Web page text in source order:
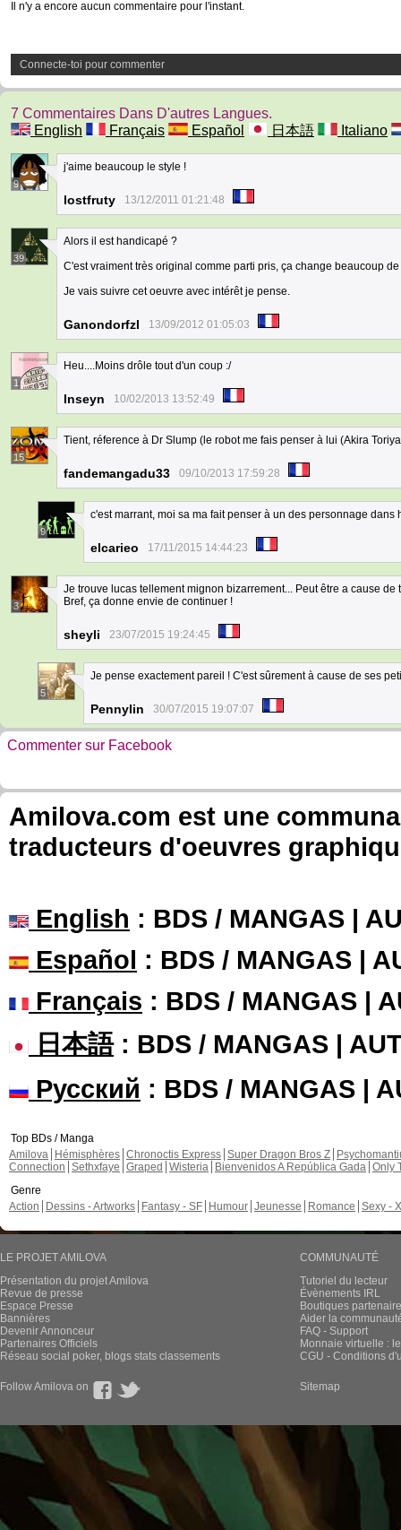
Il n'y a encore aucun commentaire pour l'instant.
Connecte-toi pour commenter
7 Commentaires Dans D'autres Langues.
English
Français Español 日本語 Italiano
9
j'aime beaucoup le style !
lostfruty 13/12/2011 01:21:48
39
Alors il est handicapé ?
C'est vraiment très original comme parti pris, ça change beaucoup
Je vais suivre cet oeuvre avec intérêt je pense.
Ganondorfzl 13/09/2012 01:05:03
1
Heu....Moins drôle tout d'un coup :/
Inseyn 10/02/2013 13:52:49
15
Tient, réference à Dr Slump (le robot me fais penser à lui (Akira
fandemangadu33 09/10/2013 17:59:28
9
c'est marrant, moi sa ma fait penser à un des personnage dans
elcarieo 17/11/2015 14:44:23
3
Je trouve lucas tellement mignon bizarrement... Peut être a cause de
Bref, ça donne envie de continuer !
sheyli 23/07/2015 19:24:45
5
Je pense exactement pareil ! C'est sûrement à cause de ses
Pennylin 30/07/2015 19:07:07
Commenter sur Facebook
Amilova.com est une
traducteurs d'oeuvres
English : BDS / MANGAS |
Español : BDS / MANGAS |
Français : BDS / MANGAS |
日本語: BDS / MANGAS |
Русский : BDS / MANGAS |
Top BDs / Manga
Amilova
Hémisphères Chronoctis Express Super Dragon Bros Z
Connection Sethxfaye Graped Wisteria Bienvenidos A República Gada Only
Genre
Action
Dessins - Artworks Fantasy - SF Humour Jeunesse Romance Sexy -
LE PROJET AMILOVA
Présentation du projet Amilova
Revue de presse
Espace Presse
Bannières
Devenir Annonceur
Partenaires Officiels
Réseau social poker, blogs stats classements
COMMUNAUTÉ
Tutoriel du lecteur
Évènements IRL
Boutiques
Aider la
FAQ - Support
Monnaie virtuelle :
CGU - Conditions
Follow Amilova on Sitemap